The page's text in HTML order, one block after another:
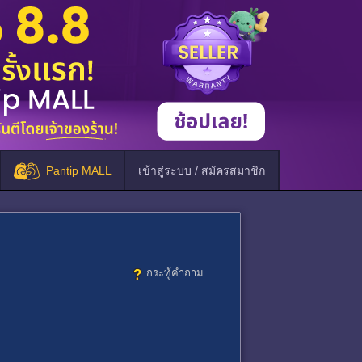
Pantip MALL เข้าสู่ระบบ / สมัครสมาชิก
กระทู้คำถาม